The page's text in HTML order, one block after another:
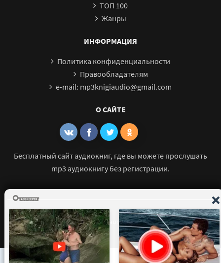
ТОП 100
Жанры
ИНФОРМАЦИЯ
Политика конфиденциальности
Правообладателям
e-mail: mp3knigiaudio@gmail.com
О САЙТЕ
Бесплатный сайт аудиокниг, где вы можете прослушать
mp3 аудиокнигу без регистрации.
© 2021 - 2026 mp3-knigi-audio.com Все права защищены